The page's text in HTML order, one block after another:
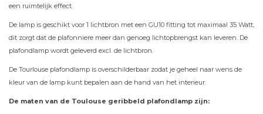
een ruimtelijk effect.
De lamp is geschikt voor 1 lichtbron met een GU10 fitting tot maximaal 35 Watt,
dit zorgt dat de plafonniere meer dan genoeg lichtopbrengst kan leveren. De
plafondlamp wordt geleverd excl. de lichtbron.
De Tourlouse plafondlamp is overschilderbaar zodat je geheel naar wens de
kleur van de lamp kunt bepalen aan de hand van het interieur.
De maten van de Toulouse geribbeld plafondlamp zijn: